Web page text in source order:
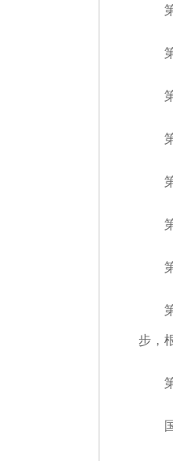
第
第
第
第
第
第
第
第
步，
第
国